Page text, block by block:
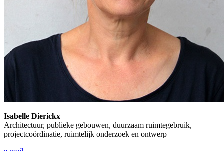
Isabelle Dierickx
Architectuur, publieke gebouwen, duurzaam ruimtegebruik,
projectcoördinatie, ruimtelijk onderzoek en ontwerp